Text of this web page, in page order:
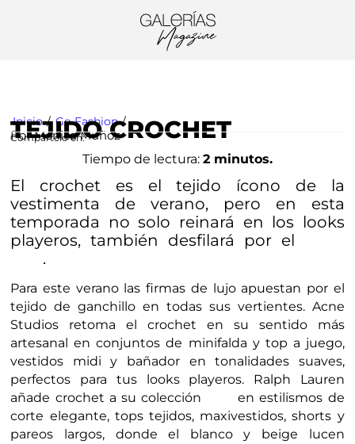
Inicio / Go Fashion /
TEJIDO CROCHET
Por Mónica Muñoz
Compártelo en:
Tiempo de lectura: 2 minutos.
El crochet es el tejido ícono de la
vestimenta de verano, pero en esta
temporada no solo reinará en los looks
playeros, también desfilará por el
.
Para este verano las firmas de lujo apuestan por el
tejido de ganchillo en todas sus vertientes. Acne
Studios retoma el crochet en su sentido más
artesanal en conjuntos de minifalda y top a juego,
vestidos midi y bañador en tonalidades suaves,
perfectos para tus looks playeros. Ralph Lauren
añade crochet a su colección
en estilismos de
corte elegante, tops tejidos, maxivestidos, shorts y
pareos largos, donde el blanco y beige lucen